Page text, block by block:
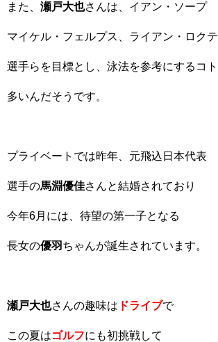
また、 瀬戸大也さんは、イアン・ソープ
マイケル・フェルプス、ライアン・ロクテ
選手らを目標とし、泳法を参考にするコト
多いんだそうです。
プライベートでは昨年、元飛込日本代表
選手の馬淵優佳さんと結婚されており
今年6月には、待望の第一子となる
長女の優羽 ちゃんが誕生されています。
瀬戸大也さんの趣味は ドライブで
この夏はゴルフにも初挑戦して